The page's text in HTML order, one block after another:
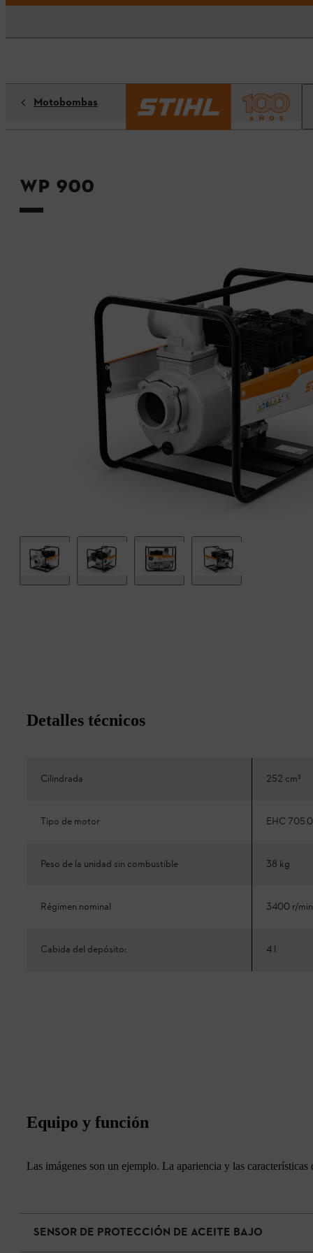
Motobombas
WP 900
Detalles técnicos
Cilindrada 252 cm³
Tipo de motor EHC 705.0
Peso de la unidad sin combustible 38 kg
Régimen nominal 3400 r/min
Cabida del depósito: 4 l
Equipo y función
Las imágenes son un ejemplo. La apariencia y las
SENSOR DE PROTECCIÓN DE ACEITE BAJO